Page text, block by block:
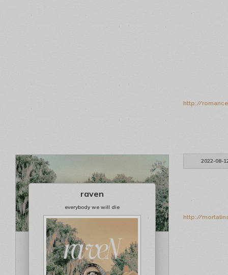
http://
2022-08-
raven
everybody we will die
http://